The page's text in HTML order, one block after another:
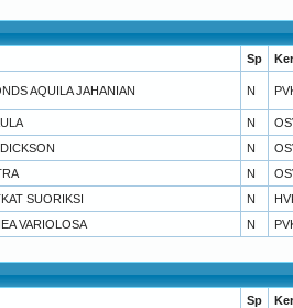
Sp
AQUILA JAHANIAN N
N
N
N
SUORIKSI N
VARIOLOSA N
Sp